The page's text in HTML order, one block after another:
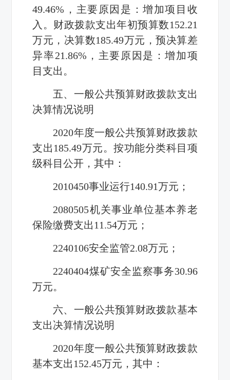
49.46%，主要原因是：增加项目收
入。财政拨款支出年初预算数152.21
万元，决算数185.49万元，预决算差
异率21.86%，主要原因是：增加项
目支出。
五、一般公共预算财政拨款支出
决算情况说明
2020年度一般公共预算财政拨款
支出185.49万元。按功能分类科目项
级科目公开，其中：
2010450事业运行140.91万元；
2080505机关事业单位基本养老
保险缴费支出11.54万元；
2240106安全监管2.08万元；
2240404煤矿安全监察事务30.96
万元。
六、一般公共预算财政拨款基本
支出决算情况说明
2020年度一般公共预算财政拨款
基本支出152.45万元，其中：